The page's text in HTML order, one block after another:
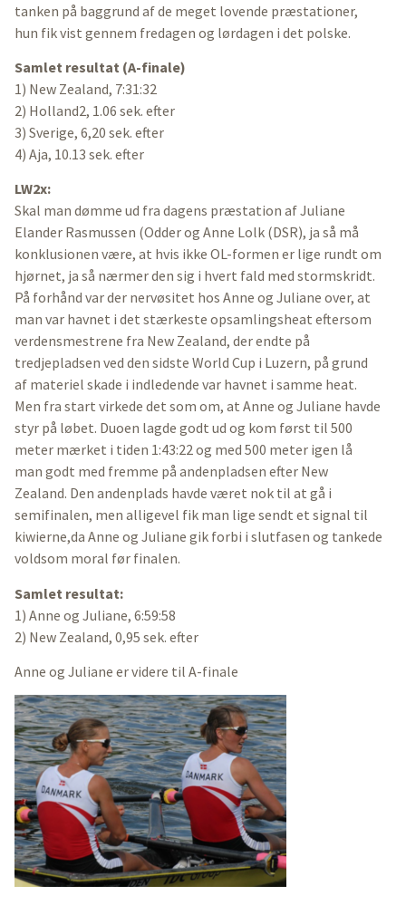
tanken på baggrund af de meget lovende præstationer,
hun fik vist gennem fredagen og lørdagen i det polske.
Samlet resultat (A-finale)
1) New Zealand, 7:31:32
2) Holland2, 1.06 sek. efter
3) Sverige, 6,20 sek. efter
4) Aja, 10.13 sek. efter
LW2x:
Skal man dømme ud fra dagens præstation af Juliane
Elander Rasmussen (Odder og Anne Lolk (DSR), ja så må
konklusionen være, at hvis ikke OL-formen er lige rundt om
hjørnet, ja så nærmer den sig i hvert fald med stormskridt.
På forhånd var der nervøsitet hos Anne og Juliane over, at
man var havnet i det stærkeste opsamlingsheat eftersom
verdensmestrene fra New Zealand, der endte på
tredjepladsen ved den sidste World Cup i Luzern, på grund
af materiel skade i indledende var havnet i samme heat.
Men fra start virkede det som om, at Anne og Juliane havde
styr på løbet. Duoen lagde godt ud og kom først til 500
meter mærket i tiden 1:43:22 og med 500 meter igen lå
man godt med fremme på andenpladsen efter New
Zealand. Den andenplads havde været nok til at gå i
semifinalen, men alligevel fik man lige sendt et signal til
kiwierne,da Anne og Juliane gik forbi i slutfasen og tankede
voldsom moral før finalen.
Samlet resultat:
1) Anne og Juliane, 6:59:58
2) New Zealand, 0,95 sek. efter
Anne og Juliane er videre til A-finale